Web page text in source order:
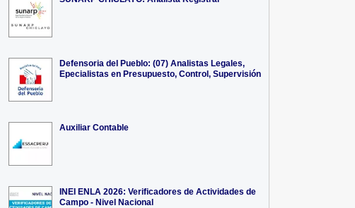
Defensoria del Pueblo: (07) Analistas Legales,
Epecialistas en Presupuesto, Control, Supervisión
Auxiliar Contable
INEI ENLA 2026: Verificadores de Actividades de
Campo - Nivel Nacional